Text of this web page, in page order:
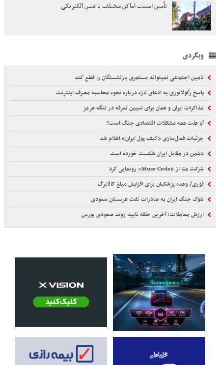
تأمین امنیت اماکن مختلف با فنس الکتریکی
وبگردی
تامین اجتماعی نمیتواند مستمری بازنشستگان را قطع کند
پاسخ رگولاتوری به ادعای تازه درباره نحوه محاسبه مصرف اینترنت
مذاکرات ایران و عمان برای تعیین تعرفه در تنگه هرمز
آیا علت همه مشکلات اقتصادی جنگ است؟
جزئیات فعال‌سازی «کیف پول ایران» اعلام شد
دشمن در مقابل ایران شکست خورده است
شرکت متا از «Muse Code» رونمایی کرد
فوری/ وعده پزشکیان برای افزایش مبلغ کالابرگ
شوک جنگ ایران به صادرات نفت عربستان سعودی
ارزش معاملات؛ آخرین حلقه تایید روند صعودی بورس